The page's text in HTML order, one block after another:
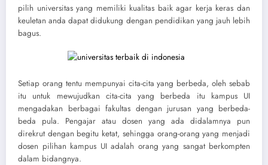
pilih universitas yang memiliki kualitas baik agar kerja keras dan
keuletan anda dapat didukung dengan pendidikan yang jauh lebih
bagus.
Setiap orang tentu mempunyai cita-cita yang berbeda, oleh sebab
itu untuk mewujudkan cita-cita yang berbeda itu kampus UI
mengadakan berbagai fakultas dengan jurusan yang berbeda-
beda pula. Pengajar atau dosen yang ada didalamnya pun
direkrut dengan begitu ketat, sehingga orang-orang yang menjadi
dosen pilihan kampus UI adalah orang yang sangat berkompten
dalam bidangnya.